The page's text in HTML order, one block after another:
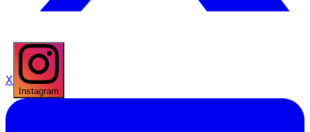
X
Instagram